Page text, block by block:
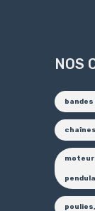
NOS